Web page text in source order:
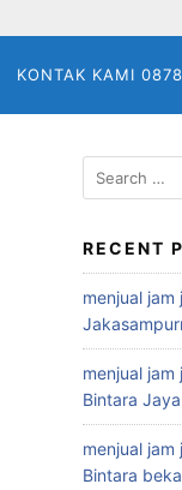
KONTAK KAMI
Search
for:
RECENT
menjual
menjual
Bintara
menjual
Bintara